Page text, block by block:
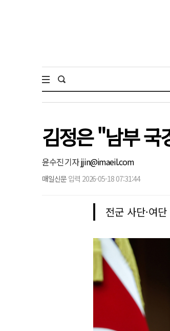
김정은 "남부
윤수진 기자jjin@imaeil.com
매일신문 입력 2026-05-18 07:31:44
전군 사단·여